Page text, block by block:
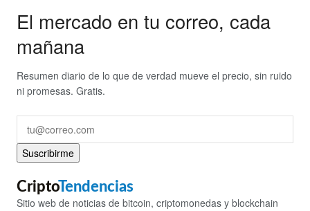
El mercado en tu correo, cada
mañana
Resumen diario de lo que de verdad mueve el precio, sin ruido
ni promesas. Gratis.
Suscribirme
CriptoTendencias
Sitio web de noticias de bitcoin, criptomonedas y blockchain